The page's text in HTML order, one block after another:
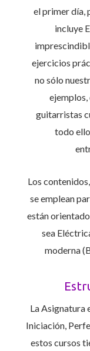
el primer día,
incluye
ejercicios
no sólo
ejemplos,
guitarristas
todo
Los
se emplean
están
sea
moderna
La Asignatura
Iniciación,
estos cursos